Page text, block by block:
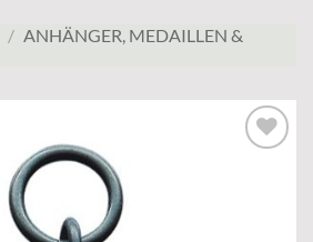
/ ANHÄNGER, MEDAILLEN &